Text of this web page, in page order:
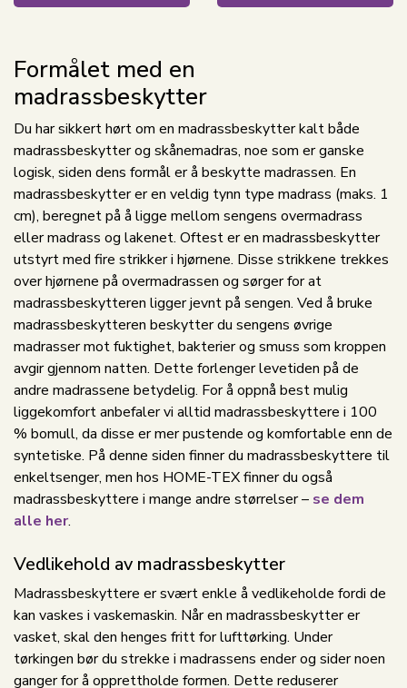
Formålet med en
madrassbeskytter
Du har sikkert hørt om en madrassbeskytter kalt både
madrassbeskytter og skånemadras, noe som er ganske
logisk, siden dens formål er å beskytte madrassen. En
madrassbeskytter er en veldig tynn type madrass (maks. 1
cm), beregnet på å ligge mellom sengens overmadrass
eller madrass og lakenet. Oftest er en madrassbeskytter
utstyrt med fire strikker i hjørnene. Disse strikkene trekkes
over hjørnene på overmadrassen og sørger for at
madrassbeskytteren ligger jevnt på sengen. Ved å bruke
madrassbeskytteren beskytter du sengens øvrige
madrasser mot fuktighet, bakterier og smuss som kroppen
avgir gjennom natten. Dette forlenger levetiden på de
andre madrassene betydelig. For å oppnå best mulig
liggekomfort anbefaler vi alltid madrassbeskyttere i 100
% bomull, da disse er mer pustende og komfortable enn de
syntetiske. På denne siden finner du madrassbeskyttere til
enkeltsenger, men hos HOME-TEX finner du også
madrassbeskyttere i mange andre størrelser – se dem
alle her.
Vedlikehold av madrassbeskytter
Madrassbeskyttere er svært enkle å vedlikeholde fordi de
kan vaskes i vaskemaskin. Når en madrassbeskytter er
vasket, skal den henges fritt for lufttørking. Under
tørkingen bør du strekke i madrassens ender og sider noen
ganger for å opprettholde formen. Dette reduserer